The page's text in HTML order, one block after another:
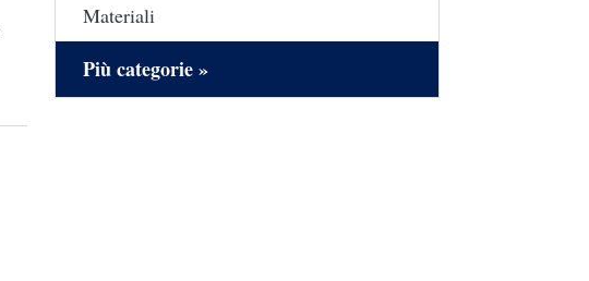
Materiali
Più categorie »